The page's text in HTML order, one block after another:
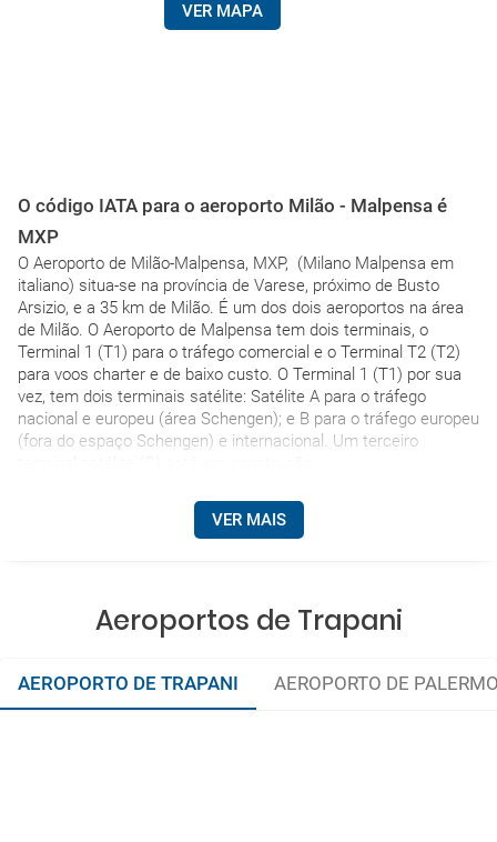
VER MAPA
O código IATA para o aeroporto Milão - Malpensa é
MXP
O Aeroporto de Milão-Malpensa, MXP, (Milano Malpensa em
italiano) situa-se na província de Varese, próximo de Busto
Arsizio, e a 35 km de Milão. É um dos dois aeroportos na área
de Milão. O Aeroporto de Malpensa tem dois terminais, o
Terminal 1 (T1) para o tráfego comercial e o Terminal T2 (T2)
para voos charter e de baixo custo. O Terminal 1 (T1) por sua
vez, tem dois terminais satélite: Satélite A para o tráfego
nacional e europeu (área Schengen); e B para o tráfego europeu
(fora do espaço Schengen) e internacional. Um terceiro
VER MAIS
Aeroportos de Trapani
AEROPORTO DE TRAPANI AEROPORTO DE